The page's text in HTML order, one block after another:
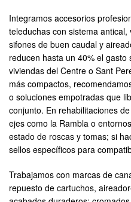
Integramos accesorios
teleduchas con sistema
sifones de buen caudal y
reducen hasta un 40% el
viviendas del Centre o Sant
más compactos,
o soluciones empotradas que
conjunto. En rehabilitaciones
ejes como la Rambla o
estado de roscas y tomas; si
sellos específicos para
Trabajamos con marcas de
repuesto de cartuchos,